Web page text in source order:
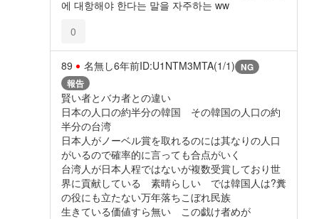
에 대항해야 한다는 말을 자주하는 ww
0
89 名無し6年前ID:U1NTM3MTA(1/1) NG
報告
賢い者とバカ者との違い
日本の人口の約半分の韓国 その韓国の人口の約
半分の台湾
日本人がノーベル賞を取れるのには其なりの人口
がいるので確率的に言っても合点がいく
台湾人が日本人程ではないが複数受賞しており世
界に貢献している 素晴らしい では韓国人は?糞
の役にも立たない万年落ちこぼれ民族
生きている価値すら無い この戯け者めが